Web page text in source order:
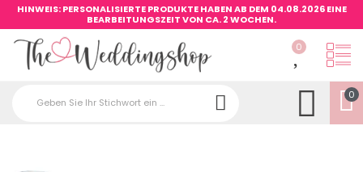
HINWEIS: PERSONALISIERTE PRODUKTE HABEN AB DEM 04.08.2026 EINE
BEARBEITUNGSZEIT VON CA. 2 WOCHEN.
0
0